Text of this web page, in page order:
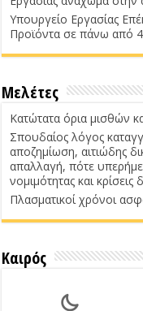
Υπουργείο Εργασίας
Προϊόντα σε πάνω από
Μελέτες
Κατώτατα όρια μισθών
Σπουδαίος λόγος
αποζημίωση, αιτιώδης
απαλλαγή, πότε
νομιμότητας και κρίσεις
Πλασματικοί χρόνοι
Καιρός